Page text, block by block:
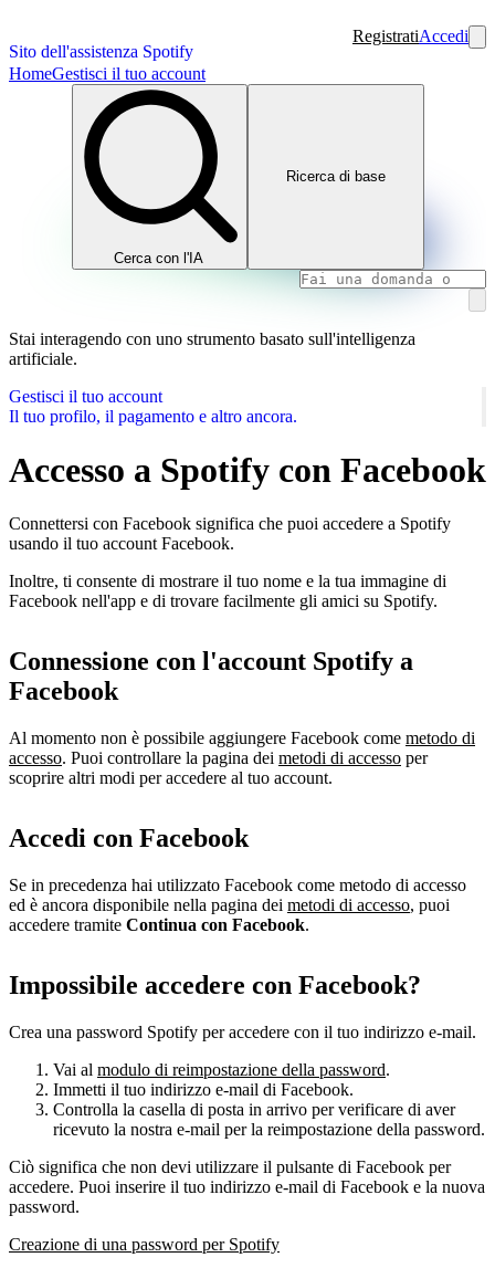
Sito dell'assistenza Spotify
RegistratiAccedi
HomeGestisci il tuo account
Cerca con l'IA
Ricerca di base
Stai interagendo con uno strumento basato sull'intelligenza
artificiale.
Gestisci il tuo account
Il tuo profilo, il pagamento e altro ancora.
Accesso a Spotify con Facebook
Connettersi con Facebook significa che puoi accedere a Spotify
usando il tuo account Facebook.
Inoltre, ti consente di mostrare il tuo nome e la tua immagine di
Facebook nell'app e di trovare facilmente gli amici su Spotify.
Connessione con l'account Spotify a
Facebook
Al momento non è possibile aggiungere Facebook come metodo di
accesso. Puoi controllare la pagina dei metodi di accesso per
scoprire altri modi per accedere al tuo account.
Accedi con Facebook
Se in precedenza hai utilizzato Facebook come metodo di accesso
ed è ancora disponibile nella pagina dei metodi di accesso, puoi
accedere tramite Continua con Facebook.
Impossibile accedere con Facebook?
Crea una password Spotify per accedere con il tuo indirizzo e-mail.
Vai al modulo di reimpostazione della password.
Immetti il tuo indirizzo e-mail di Facebook.
Controlla la casella di posta in arrivo per verificare di aver
ricevuto la nostra e-mail per la reimpostazione della password.
Ciò significa che non devi utilizzare il pulsante di Facebook per
accedere. Puoi inserire il tuo indirizzo e-mail di Facebook e la nuova
password.
Creazione di una password per Spotify